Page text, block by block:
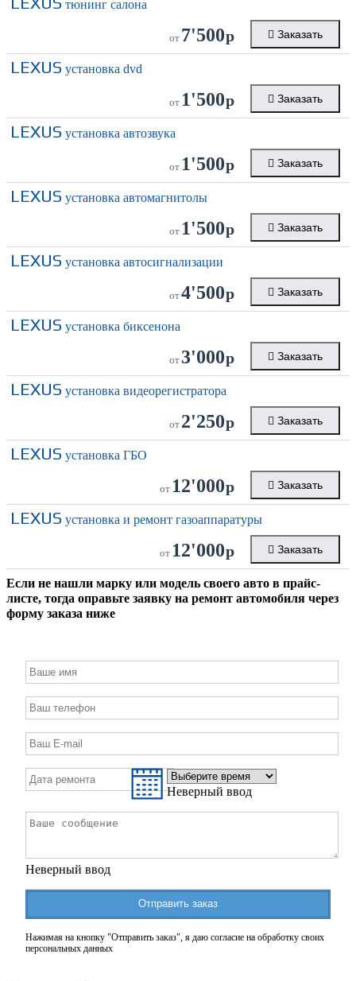
тюнинг салона
от 7'500р Заказать
LEXUS установка dvd
от 1'500р Заказать
LEXUS установка автозвука
от 1'500р Заказать
LEXUS установка автомагнитолы
от 1'500р Заказать
LEXUS установка автосигнализации
от4'500р Заказать
LEXUS установка биксенона
от 3'000р Заказать
LEXUS установка видеорегистратора
от 2'250р Заказать
LEXUS установка ГБО
от 12'000р Заказать
LEXUS установка и ремонт газоаппаратуры
от 12'000р Заказать
Если не нашли марку или модель своего авто в прайс-
листе, тогда оправьте заявку на ремонт автомобиля через
форму заказа ниже
Неверный ввод
Неверный ввод
Отправить заказ
Нажимая на кнопку "Отправить заказ", я даю согласие на обработку своих
персональных данных